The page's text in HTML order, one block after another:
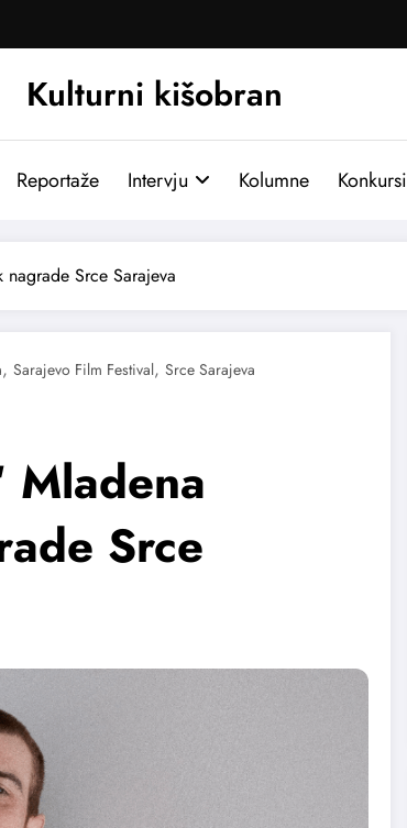
Kulturni kišobran
Reportaže Intervju Kolumne Konkursi
Srce Sarajeva
, Sarajevo Film Festival, Srce Sarajeva
Mladena
Srce